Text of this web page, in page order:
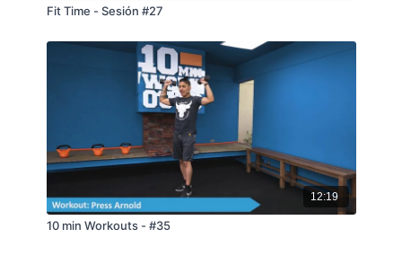
Fit Time - Sesión #27
12:19
10 min Workouts - #35